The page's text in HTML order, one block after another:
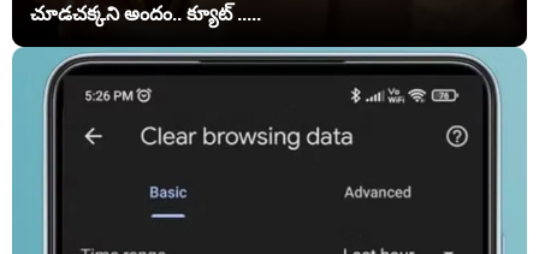
చూడచక్కని అందం.. క్యూట్ .....